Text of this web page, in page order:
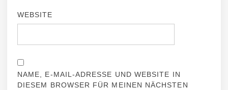
WEBSITE
NAME, E-MAIL-ADRESSE UND WEBSITE IN
DIESEM BROWSER FÜR MEINEN NÄCHSTEN